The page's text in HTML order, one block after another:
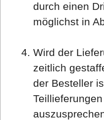
durch einen
möglichst in
Wird der
zeitlich
der Besteller